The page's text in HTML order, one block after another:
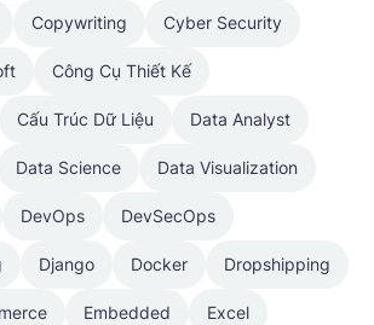
Copywriting Cyber Security
Công Cụ Thiết Kế
Cấu Trúc Dữ Liệu Data Analyst
Data Science Data Visualization
DevOps DevSecOps
Django Docker Dropshipping
Embedded Excel